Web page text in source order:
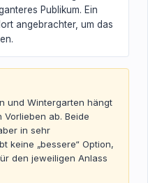
Publikum. Ein
angebrachter, um das
und Wintergarten hängt
ab. Beide
in sehr
keine „bessere“ Option,
den jeweiligen Anlass